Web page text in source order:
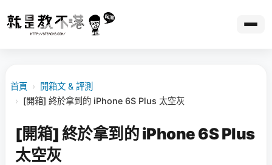
首頁 ›
開箱文 & 評測
› [開箱] 終於拿到的 iPhone 6S Plus 太空灰
[開箱] 終於拿到的 iPhone 6S Plus
太空灰